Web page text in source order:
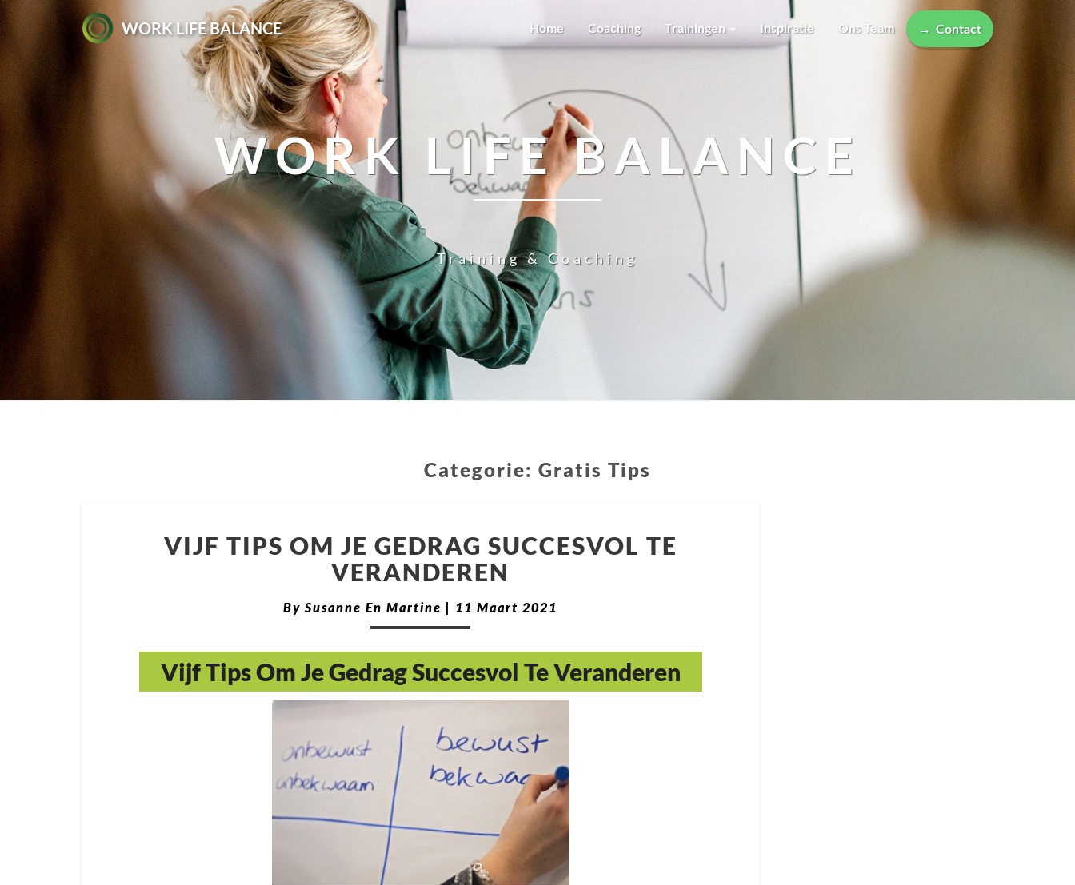
WORK LIFE BALANCE Home Coaching Trainingen Inspiratie Ons Team Contact
WORK LIFE BALANCE
Training & Coaching
Categorie: Gratis Tips
VIJF TIPS OM JE GEDRAG SUCCESVOL TE
VERANDEREN
BySusanne En Martine | 11 Maart 2021
Vijf Tips Om Je Gedrag Succesvol Te Veranderen